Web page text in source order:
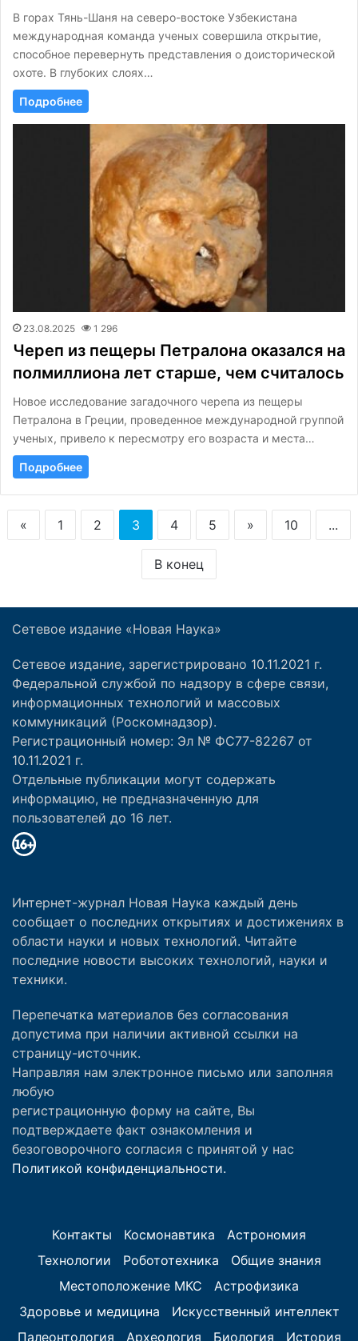
В горах Тянь-Шаня на северо-востоке Узбекистана
международная команда ученых совершила открытие,
способное перевернуть представления о доисторической
охоте. В глубоких слоях…
Подробнее
23.08.2025 1 296
Череп из пещеры Петралона оказался на
полмиллиона лет старше, чем считалось
Новое исследование загадочного черепа из пещеры
Петралона в Греции, проведенное международной группой
ученых, привело к пересмотру его возраста и места…
Подробнее
« 1 2 3 4 5 » 10 ...
В конец
Сетевое издание «Новая Наука»
Сетевое издание, зарегистрировано 10.11.2021 г.
Федеральной службой по надзору в сфере связи,
информационных технологий и массовых
коммуникаций (Роскомнадзор).
Регистрационный номер: Эл № ФС77-82267 от
10.11.2021 г.
Отдельные публикации могут содержать
информацию, не предназначенную для
пользователей до 16 лет.
Интернет-журнал Новая Наука каждый день
сообщает о последних открытиях и достижениях в
области науки и новых технологий. Читайте
последние новости высоких технологий, науки и
техники.
Перепечатка материалов без согласования
допустима при наличии активной ссылки на
страницу-источник.
Направляя нам электронное письмо или заполняя
любую
регистрационную форму на сайте, Вы
подтверждаете факт ознакомления и
безоговорочного согласия с принятой у нас
Политикой конфиденциальности.
Контакты Космонавтика
Астрономия
Технологии
Робототехника
Общие знания
Местоположение МКС
Астрофизика
Здоровье и медицина
Искусственный интеллект
Палеонтология
Археология Биология История